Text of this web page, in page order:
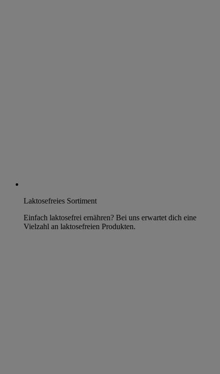
Laktosefreies Sortiment
Einfach laktosefrei ernähren? Bei uns erwartet dich eine
Vielzahl an laktosefreien Produkten.